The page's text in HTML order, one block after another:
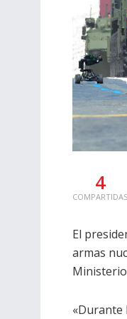
4
COMPARTIDAS
El
armas
Ministerio
«Durante